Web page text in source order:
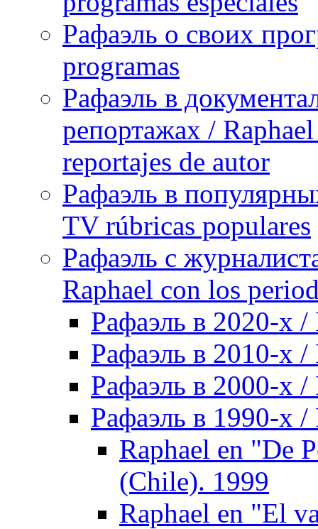
Рафаэль о своих
programas
Рафаэль в
репортажах /
reportajes de autor
Рафаэль в
TV rúbricas populares
Рафаэль с
Raphael con los
Рафаэль в 2020-х /
Рафаэль в 2010-х /
Рафаэль в 2000-х /
Рафаэль в 1990-х /
Raphael en "De
(Chile). 1999
Raphael en "El